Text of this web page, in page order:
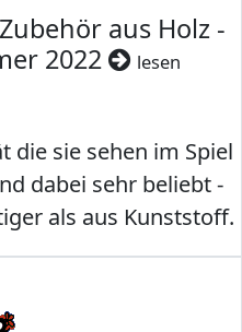
aus Holz -
2022
lesen
die sie sehen im Spiel
dabei sehr beliebt -
als aus Kunststoff.